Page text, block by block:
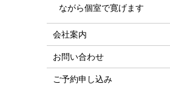
ながら個室で寛げます
会社案内
お問い合わせ
ご予約申し込み